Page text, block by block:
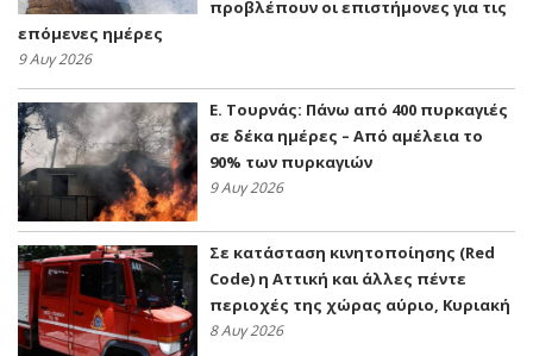
προβλέπουν οι επιστήμονες για τις
επόμενες ημέρες
9 Αυγ 2026
Ε. Τουρνάς: Πάνω από 400 πυρκαγιές
σε δέκα ημέρες – Από αμέλεια το
90% των πυρκαγιών
9 Αυγ 2026
Σε κατάσταση κινητοποίησης (Red
Code) η Αττική και άλλες πέντε
περιοχές της χώρας αύριο, Κυριακή
8 Αυγ 2026